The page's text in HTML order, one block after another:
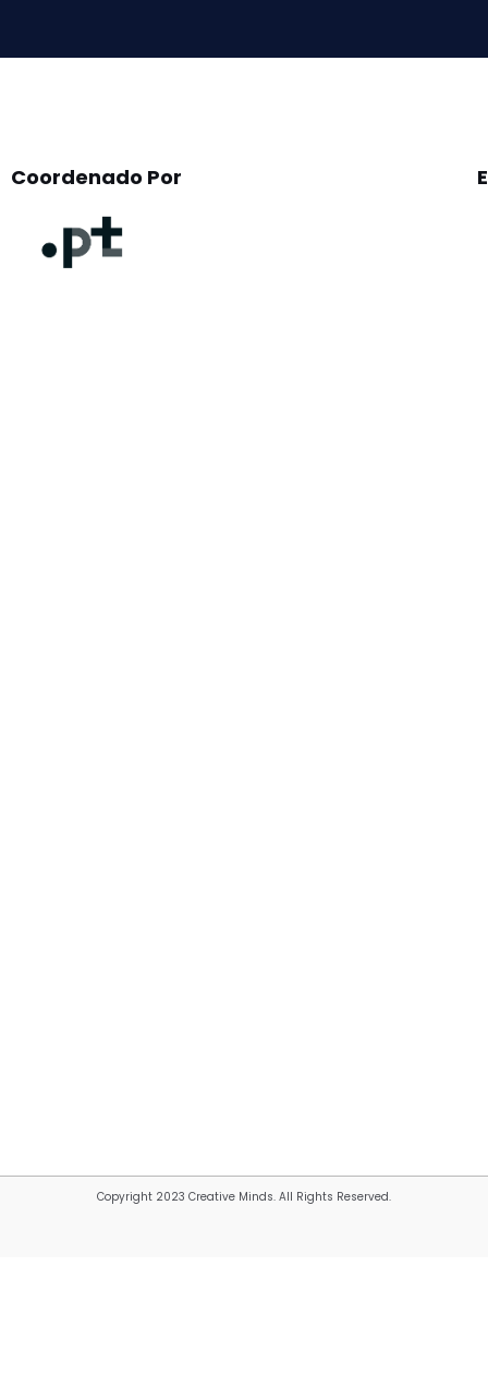
Coordenado Por
Copyright 2023 Creative Minds. All Rights Reserved.